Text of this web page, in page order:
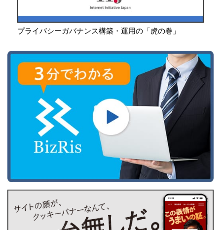
プライバシーガバナンス構築・運用の「虎の巻」